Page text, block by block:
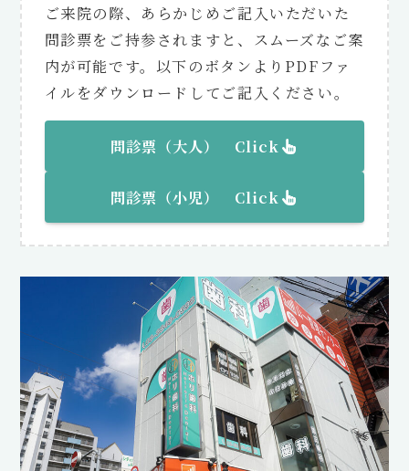
ご来院の際、あらかじめご記入いただいた
問診票をご持参されますと、スムーズなご案
内が可能です。以下のボタンよりPDFファ
イルをダウンロードしてご記入ください。
問診票（大人） Click
問診票（小児） Click